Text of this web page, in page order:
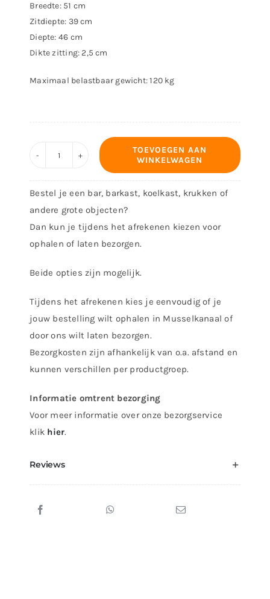
Breedte: 51 cm
Zitdiepte: 39 cm
Diepte: 46 cm
Dikte zitting: 2,5 cm
Maximaal belastbaar gewicht: 120 kg
aantal
TOEVOEGEN AAN
WINKELWAGEN
Bestel je een bar, barkast, koelkast, krukken of
andere grote objecten?
Dan kun je tijdens het afrekenen kiezen voor
ophalen of laten bezorgen.
Beide opties zijn mogelijk.
Tijdens het afrekenen kies je eenvoudig of je
jouw bestelling wilt ophalen in Musselkanaal of
door ons wilt laten bezorgen.
Bezorgkosten zijn afhankelijk van o.a. afstand en
kunnen verschillen per productgroep.
Informatie omtrent bezorging
Voor meer informatie over onze bezorgservice
klik hier.
Reviews